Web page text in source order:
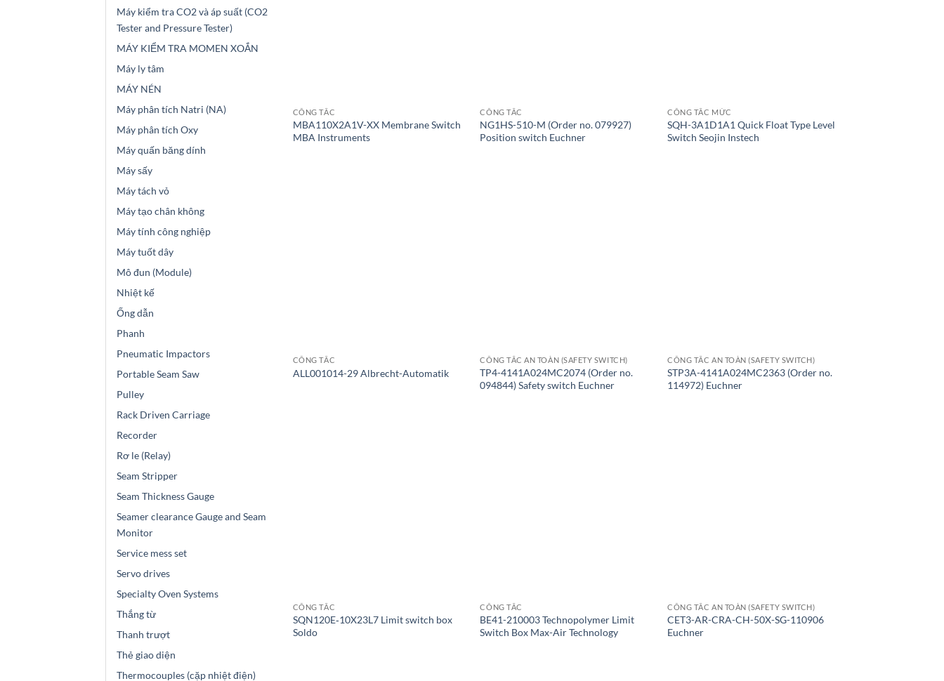
Máy kiểm tra CO2 và áp suất (CO2
Tester and Pressure Tester)
MÁY KIỂM TRA MOMEN XOẮN
Máy ly tâm
MÁY NÉN
Máy phân tích Natri (NA)
Máy phân tích Oxy
Máy quấn băng dính
Máy sấy
Máy tách vỏ
Máy tạo chân không
Máy tính công nghiệp
Máy tuốt dây
Mô đun (Module)
Nhiệt kế
Ống dẫn
Phanh
Pneumatic Impactors
Portable Seam Saw
Pulley
Rack Driven Carriage
Recorder
Rơ le (Relay)
Seam Stripper
Seam Thickness Gauge
Seamer clearance Gauge and Seam
Monitor
Service mess set
Servo drives
Specialty Oven Systems
Thắng từ
Thanh trượt
Thẻ giao diện
Thermocouples (cặp nhiệt điện)
CÔNG TẮC
MBA110X2A1V-XX Membrane Switch
MBA Instruments
CÔNG TẮC
NG1HS-510-M (Order no. 079927)
Position switch Euchner
CÔNG TẮC MỨC
SQH-3A1D1A1 Quick Float Type Level
Switch Seojin Instech
CÔNG TẮC
ALL001014-29 Albrecht-Automatik
CÔNG TẮC AN TOÀN (SAFETY SWITCH)
TP4-4141A024MC2074 (Order no.
094844) Safety switch Euchner
CÔNG TẮC AN TOÀN (SAFETY SWITCH)
STP3A-4141A024MC2363 (Order no.
114972) Euchner
CÔNG TẮC
SQN120E‐10X23L7 Limit switch box
Soldo
CÔNG TẮC
BE41-210003 Technopolymer Limit
Switch Box Max-Air Technology
CÔNG TẮC AN TOÀN (SAFETY SWITCH)
CET3-AR-CRA-CH-50X-SG-110906
Euchner